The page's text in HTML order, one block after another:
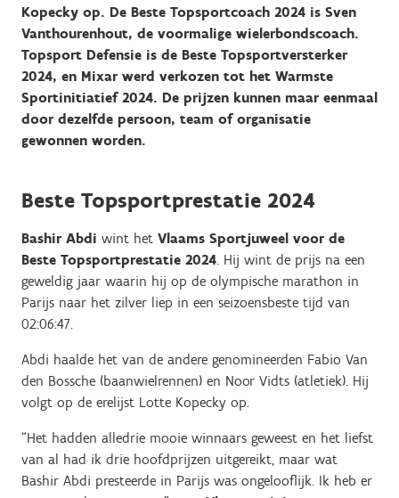
Kopecky op. De Beste Topsportcoach 2024 is Sven
Vanthourenhout, de voormalige wielerbondscoach.
Topsport Defensie is de Beste Topsportversterker
2024, en Mixar werd verkozen tot het Warmste
Sportinitiatief 2024. De prijzen kunnen maar eenmaal
door dezelfde persoon, team of organisatie
gewonnen worden.
Beste Topsportprestatie 2024
Bashir Abdi wint het Vlaams Sportjuweel voor de
Beste Topsportprestatie 2024. Hij wint de prijs na een
geweldig jaar waarin hij op de olympische marathon in
Parijs naar het zilver liep in een seizoensbeste tijd van
02:06:47.
Abdi haalde het van de andere genomineerden Fabio Van
den Bossche (baanwielrennen) en Noor Vidts (atletiek). Hij
volgt op de erelijst Lotte Kopecky op.
“Het hadden alledrie mooie winnaars geweest en het liefst
van al had ik drie hoofdprijzen uitgereikt, maar wat
Bashir Abdi presteerde in Parijs was ongelooflijk. Ik heb er